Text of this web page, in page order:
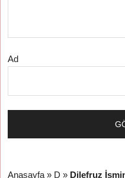
Ad
Anasayfa » D » Dilefruz